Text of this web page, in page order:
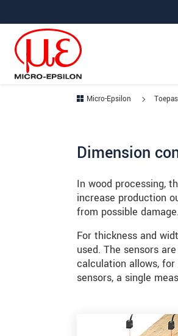
Micro-Epsilon
Dimension
In wood processing,
increase production
from possible damage.
For thickness and
used. The sensors
calculation allows,
sensors, a single